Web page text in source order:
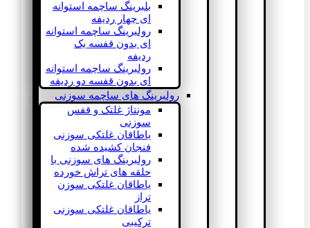
بلبرینگ ساچمه استوانه
ای چهار ردیفه
رولبرینگ ساچمه استوانه
ای بدون قفسه یک
ردیفه
رولبرینگ ساچمه استوانه
ای بدون قفسه دو ردیفه
رولبرینگ های ساچمه سوزنی
مونتاژ غلتک و قفس
سوزنی
یاطاقان غلتکی سوزنی
فنجان کشیده شده
رولبرینگ های سوزنی با
حلقه های تراش خورده
یاطاقان غلتکی سوزن
تراز
یاطاقان غلتکی سوزنی
ترکیبی